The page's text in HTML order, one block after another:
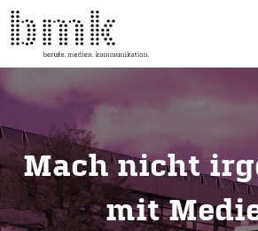
Mach nicht
mit